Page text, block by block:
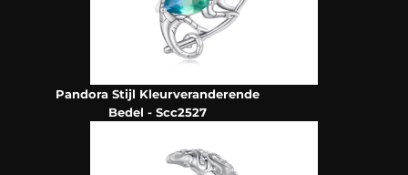
Pandora Stijl Kleurveranderende
Bedel - Scc2527